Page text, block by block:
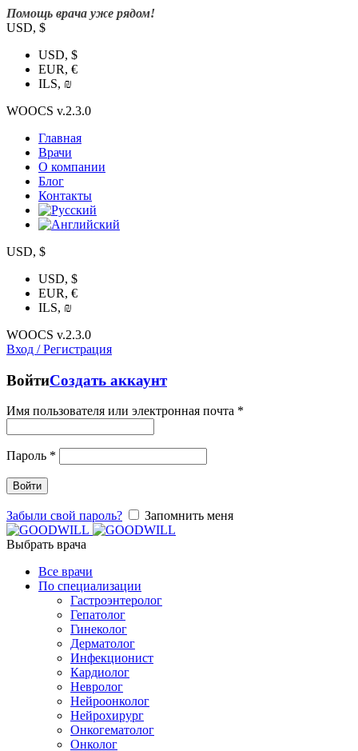
Помощь врача уже рядом!
USD, $
USD, $
EUR, €
ILS, ₪
WOOCS v.2.3.0
Главная
Врачи
О компании
Блог
Контакты
USD, $
USD, $
EUR, €
ILS, ₪
WOOCS v.2.3.0
Вход / Регистрация
ВойтиСоздать аккаунт
Имя пользователя или электронная почта *
Пароль *
Войти
Забыли свой пароль? Запомнить меня
Выбрать врача
Все врачи
По специализации
Гастроэнтеролог
Гепатолог
Гинеколог
Дерматолог
Инфекционист
Кардиолог
Невролог
Нейроонколог
Нейрохирург
Онкогематолог
Онколог